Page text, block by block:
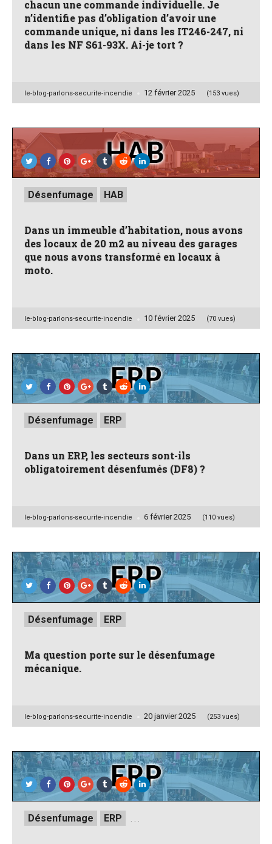
chacun une commande individuelle. Je
n’identifie pas d’obligation d’avoir une
commande unique, ni dans les IT246-247, ni
dans les NF S61-93X. Ai-je tort ?
Posted
le-blog-parlons-securite-incendie 12 février 2025 (153 vues)
Posted
inDésenfumage HAB
Dans un immeuble d’habitation, nous avons
des locaux de 20 m2 au niveau des garages
que nous avons transformé en locaux à
moto.
Posted
le-blog-parlons-securite-incendie 10 février 2025 (70 vues)
Posted
inDésenfumage ERP
Dans un ERP, les secteurs sont-ils
obligatoirement désenfumés (DF8) ?
Posted
le-blog-parlons-securite-incendie 6 février 2025 (110 vues)
Posted
inDésenfumage ERP
Ma question porte sur le désenfumage
mécanique.
Posted
le-blog-parlons-securite-incendie 20 janvier 2025 (253 vues)
Posted
inDésenfumage ERP . . .